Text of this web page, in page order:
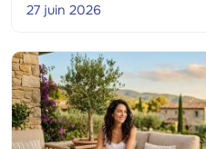
27 juin 2026